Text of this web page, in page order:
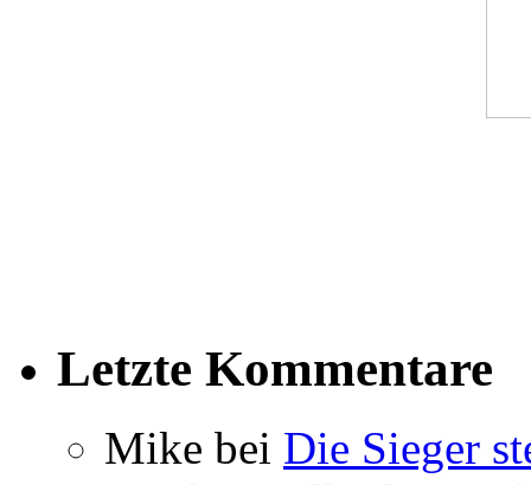
Letzte Kommentare
Mike bei Die Sieger